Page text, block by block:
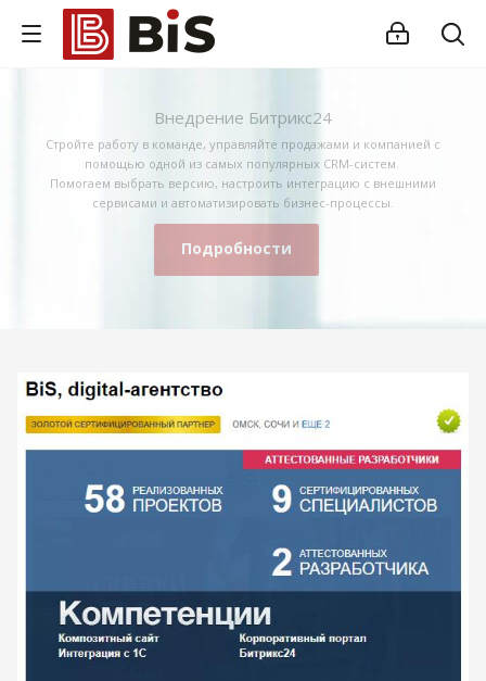
Внедрение Битрикс24
Стройте работу в команде, управляйте продажами и компанией с
помощью одной из самых популярных CRM-систем.
Помогаем выбрать версию, настроить интеграцию с внешними
сервисами и автоматизировать бизнес-процессы.
Подробности